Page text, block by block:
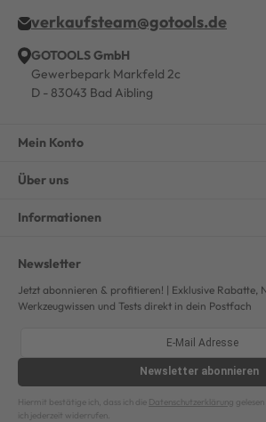
verkaufsteam@gotools.de
GOTOOLS GmbH
Gewerbepark Markfeld 2c
D - 83043 Bad Aibling
Mein Konto
Über uns
Informationen
Newsletter
Jetzt abonnieren & profitieren! | Exklusive Rabatte,
Werkzeugwissen und Tests direkt in dein Postfach
Newsletter abonnieren
Hiermit bestätige ich, dass ich die Datenschutzerklärung
ich jederzeit widerrufen.